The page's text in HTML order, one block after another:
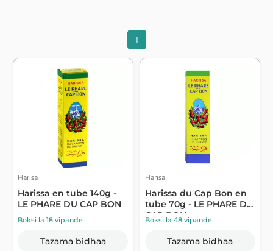
1
Harisa
Harissa en tube 140g -
LE PHARE DU CAP BON
Boksi la 18 vipande
Tazama bidhaa
Harisa
Harissa du Cap Bon en
tube 70g - LE PHARE DU
CAP BON
Boksi la 48 vipande
Tazama bidhaa